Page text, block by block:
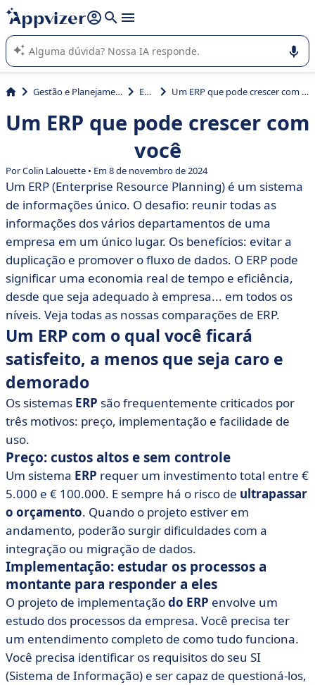
de nossa IA (várias linhas com
A IA do Appvizer o orienta no uso ou na seleção de software
SaaS para sua empresa.
Gestão e Planejamento ERP Um ERP que pode crescer com você
Um ERP que pode crescer com
você
Por Colin Lalouette • Em 8 de novembro de 2024
Um ERP (Enterprise Resource Planning) é um sistema
de informações único. O desafio: reunir todas as
informações dos vários departamentos de uma
empresa em um único lugar. Os benefícios: evitar a
duplicação e promover o fluxo de dados. O ERP pode
significar uma economia real de tempo e eficiência,
desde que seja adequado à empresa... em todos os
níveis. Veja todas as nossas comparações de ERP.
Um ERP com o qual você ficará
satisfeito, a menos que seja caro e
demorado
Os sistemas ERP são frequentemente criticados por
três motivos: preço, implementação e facilidade de
uso.
Preço: custos altos e sem controle
Um sistema ERP requer um investimento total entre €
5.000 e € 100.000. E sempre há o risco de ultrapassar
o orçamento. Quando o projeto estiver em
andamento, poderão surgir dificuldades com a
integração ou migração de dados.
Implementação: estudar os processos a
montante para responder a eles
O projeto de implementaçãodo ERP envolve um
estudo dos processos da empresa. Você precisa ter
um entendimento completo de como tudo funciona.
Você precisa identificar os requisitos do seu SI
(Sistema de Informação) e ser capaz de questioná-los,